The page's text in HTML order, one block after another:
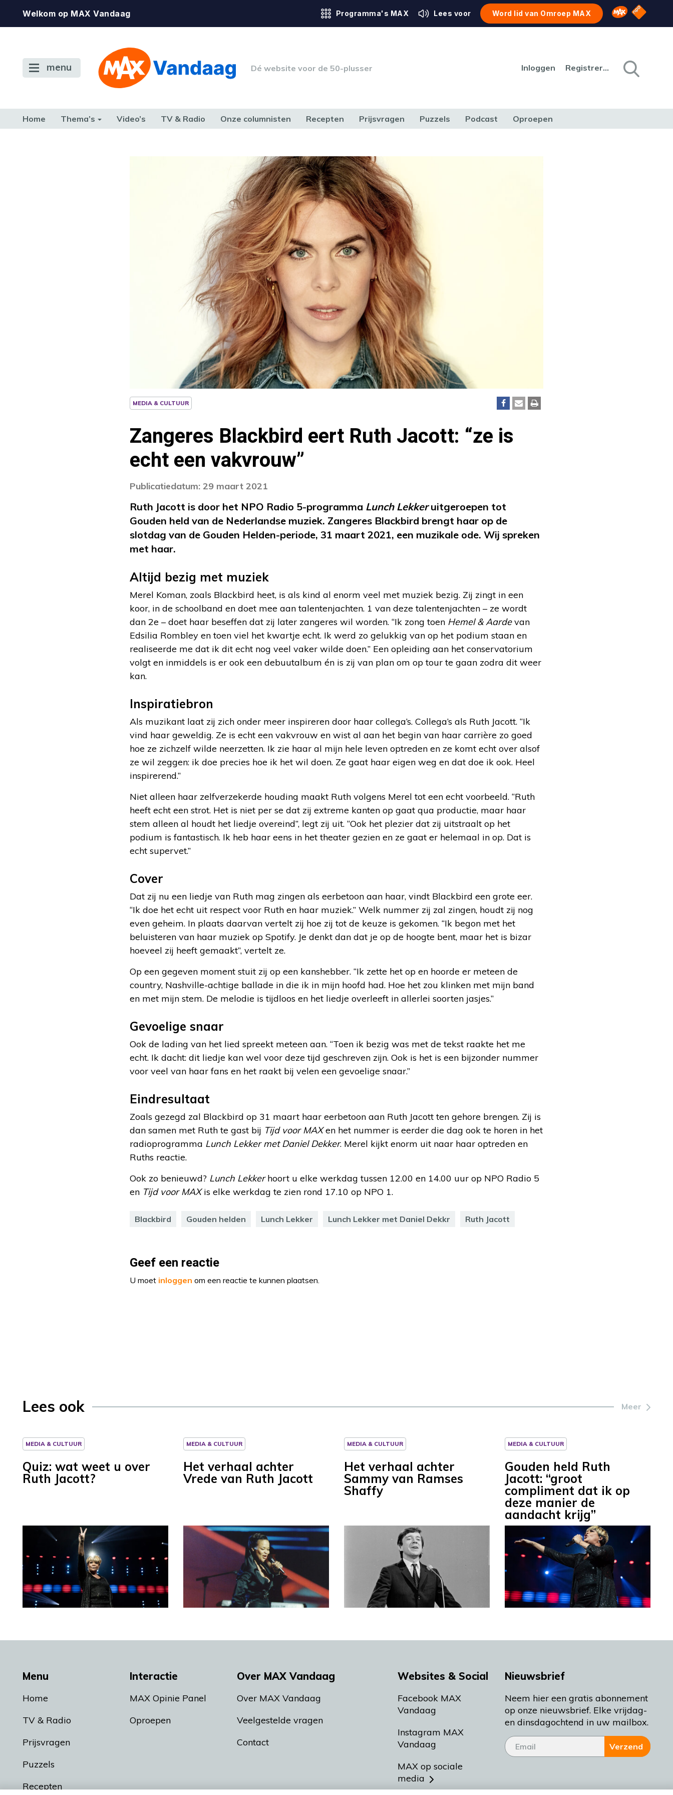
Welkom op MAX Vandaag Programma's MAX Lees voor Word lid van Omroep MAX Omroep MAX
NPO
menu Dé website voor de 50-plusser Inloggen Registreren
Home Thema’s Video’s TV & Radio Onze columnisten Recepten Prijsvragen Puzzels Podcast Oproepen
MEDIA & CULTUUR
Zangeres Blackbird eert Ruth Jacott: “ze is
echt een vakvrouw”
Publicatiedatum: 29 maart 2021
Ruth Jacott is door het NPO Radio 5-programma Lunch Lekkeruitgeroepen tot
Gouden held van de Nederlandse muziek. Zangeres Blackbird brengt haar op de
slotdag van de Gouden Helden-periode, 31 maart 2021, een muzikale ode. Wij spreken
met haar.
Altijd bezig met muziek
Merel Koman, zoals Blackbird heet, is als kind al enorm veel met muziek bezig. Zij zingt in een
koor, in de schoolband en doet mee aan talentenjachten. 1 van deze talentenjachten – ze wordt
dan 2e – doet haar beseffen dat zij later zangeres wil worden. “Ik zong toen Hemel & Aardevan
Edsilia Rombley en toen viel het kwartje echt. Ik werd zo gelukkig van op het podium staan en
realiseerde me dat ik dit echt nog veel vaker wilde doen.” Een opleiding aan het conservatorium
volgt en inmiddels is er ook een debuutalbum én is zij van plan om op tour te gaan zodra dit weer
kan.
Inspiratiebron
Als muzikant laat zij zich onder meer inspireren door haar collega’s. Collega’s als Ruth Jacott. “Ik
vind haar geweldig. Ze is echt een vakvrouw en wist al aan het begin van haar carrière zo goed
hoe ze zichzelf wilde neerzetten. Ik zie haar al mijn hele leven optreden en ze komt echt over alsof
ze wil zeggen: ik doe precies hoe ik het wil doen. Ze gaat haar eigen weg en dat doe ik ook. Heel
inspirerend.”
Niet alleen haar zelfverzekerde houding maakt Ruth volgens Merel tot een echt voorbeeld. “Ruth
heeft echt een strot. Het is niet per se dat zij extreme kanten op gaat qua productie, maar haar
stem alleen al houdt het liedje overeind”, legt zij uit. “Ook het plezier dat zij uitstraalt op het
podium is fantastisch. Ik heb haar eens in het theater gezien en ze gaat er helemaal in op. Dat is
echt supervet.”
Cover
Dat zij nu een liedje van Ruth mag zingen als eerbetoon aan haar, vindt Blackbird een grote eer.
“Ik doe het echt uit respect voor Ruth en haar muziek.” Welk nummer zij zal zingen, houdt zij nog
even geheim. In plaats daarvan vertelt zij hoe zij tot de keuze is gekomen. “Ik begon met het
beluisteren van haar muziek op Spotify. Je denkt dan dat je op de hoogte bent, maar het is bizar
hoeveel zij heeft gemaakt”, vertelt ze.
Op een gegeven moment stuit zij op een kanshebber. “Ik zette het op en hoorde er meteen de
country, Nashville-achtige ballade in die ik in mijn hoofd had. Hoe het zou klinken met mijn band
en met mijn stem. De melodie is tijdloos en het liedje overleeft in allerlei soorten jasjes.”
Gevoelige snaar
Ook de lading van het lied spreekt meteen aan. “Toen ik bezig was met de tekst raakte het me
echt. Ik dacht: dit liedje kan wel voor deze tijd geschreven zijn. Ook is het is een bijzonder nummer
voor veel van haar fans en het raakt bij velen een gevoelige snaar.”
Eindresultaat
Zoals gezegd zal Blackbird op 31 maart haar eerbetoon aan Ruth Jacott ten gehore brengen. Zij is
dan samen met Ruth te gast bij Tijd voor MAXen het nummer is eerder die dag ook te horen in het
radioprogramma Lunch Lekker met Daniel Dekker. Merel kijkt enorm uit naar haar optreden en
Ruths reactie.
Ook zo benieuwd? Lunch Lekkerhoort u elke werkdag tussen 12.00 en 14.00 uur op NPO Radio 5
en Tijd voor MAXis elke werkdag te zien rond 17.10 op NPO 1.
Blackbird Gouden helden Lunch Lekker Lunch Lekker met Daniel Dekkr Ruth Jacott
Geef een reactie
U moet inloggen om een reactie te kunnen plaatsen.
Lees ook Meer
MEDIA & CULTUUR
Quiz: wat weet u over
Ruth Jacott?
MEDIA & CULTUUR
Het verhaal achter
Vrede van Ruth Jacott
MEDIA & CULTUUR
Het verhaal achter
Sammy van Ramses
Shaffy
MEDIA & CULTUUR
Gouden held Ruth
Jacott: “groot
compliment dat ik op
deze manier de
aandacht krijg”
Menu
Home
TV & Radio
Prijsvragen
Puzzels
Recepten
Interactie
MAX Opinie Panel
Oproepen
Over MAX Vandaag
Over MAX Vandaag
Veelgestelde vragen
Contact
Websites & Social
Facebook MAX
Vandaag
Instagram MAX
Vandaag
MAX op sociale
media
Nieuwsbrief
Neem hier een gratis abonnement
op onze nieuwsbrief. Elke vrijdag-
en dinsdagochtend in uw mailbox.
Verzend